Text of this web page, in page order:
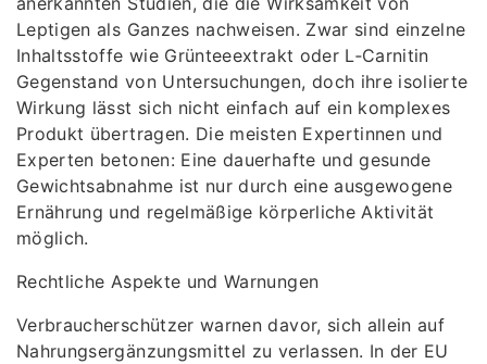
Leptigen als Ganzes nachweisen. Zwar sind einzelne
Inhaltsstoffe wie Grünteeextrakt oder L‑Carnitin
Gegenstand von Untersuchungen, doch ihre isolierte
Wirkung lässt sich nicht einfach auf ein komplexes
Produkt übertragen. Die meisten Expertinnen und
Experten betonen: Eine dauerhafte und gesunde
Gewichtsabnahme ist nur durch eine ausgewogene
Ernährung und regelmäßige körperliche Aktivität
möglich.
Rechtliche Aspekte und Warnungen
Verbraucherschützer warnen davor, sich allein auf
Nahrungsergänzungsmittel zu verlassen. In der EU